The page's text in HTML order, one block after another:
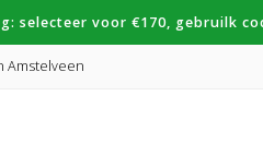
selecteer voor €170, gebruilk
Amstelveen